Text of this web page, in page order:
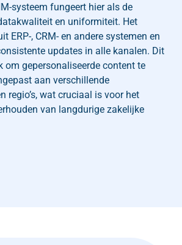
systeem fungeert hier als de
en uniformiteit. Het
ERP-, CRM- en andere systemen en
updates in alle kanalen. Dit
om gepersonaliseerde content te
aan verschillende
regio’s, wat cruciaal is voor het
van langdurige zakelijke